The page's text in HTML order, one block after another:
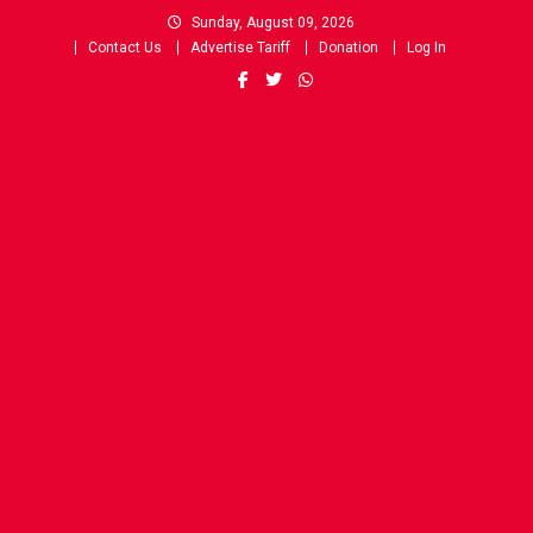
Sunday, August 09, 2026
Contact Us
Advertise Tariff Donation Log In